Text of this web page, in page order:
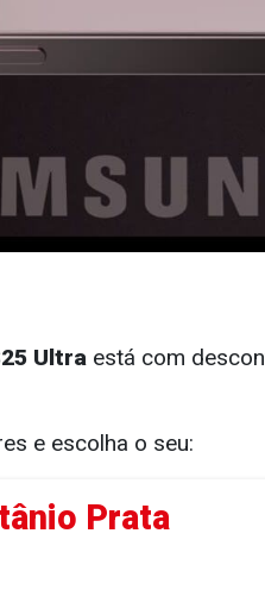
Ultra está com
e escolha o seu:
Prata